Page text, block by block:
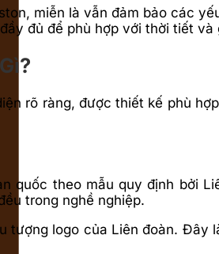
miễn là vẫn đảm bảo các
đủ để phù hợp với thời tiết và
rõ ràng, được thiết kế phù
quốc theo mẫu quy định bởi
trong nghề nghiệp.
tượng logo của Liên đoàn.